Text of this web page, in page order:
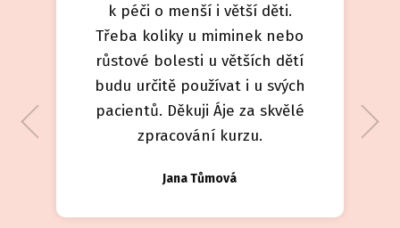
k péči o menší i větší děti.
Třeba koliky u miminek nebo
růstové bolesti u větších dětí
budu určitě používat i u svých
pacientů. Děkuji Áje za skvělé
zpracování kurzu.
Jana Tůmová